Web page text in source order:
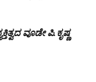
ವೂಡೇ ಪಿ.ಕೃಷ್ಣ